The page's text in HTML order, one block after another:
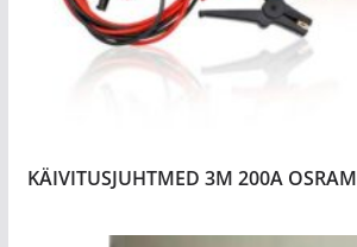
KÄIVITUSJUHTMED 3M 200A OSRAM